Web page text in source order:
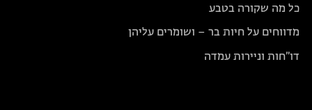
כל מה שקורה בטבע
מדווחים על חיות בר – ושומרים עליהן
דו״חות וניירות עמדה